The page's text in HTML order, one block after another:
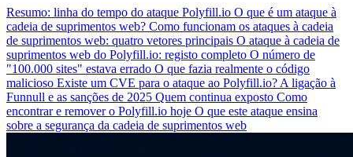
Resumo: linha do tempo do ataque Polyfill.io O que é um ataque à
cadeia de suprimentos web? Como funcionam os ataques à cadeia
de suprimentos web: quatro vetores principais O ataque à cadeia de
suprimentos web do Polyfill.io: registo completo O número de
"100.000 sites" estava errado O que fazia realmente o código
malicioso Existe um CVE para o ataque ao Polyfill.io? A ligação à
Funnull e as sanções de 2025 Quem continua exposto Como
encontrar e remover o Polyfill.io hoje O que este ataque ensina
sobre a segurança da cadeia de suprimentos web